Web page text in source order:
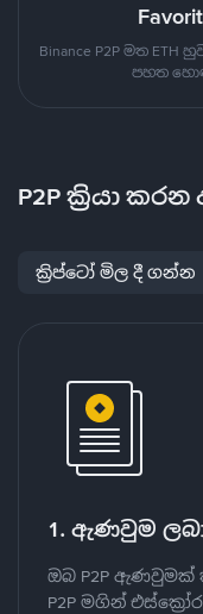
Binance P2P මත
පහත
P2P ක්‍රියා
ක්‍රිප්ටෝ මිල දී ගන්න
1. ඇණවුම
ඔබ P2P ඇණවුමක්
P2P මගින්